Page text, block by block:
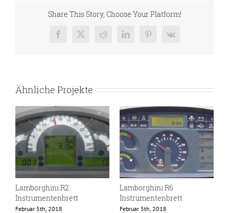
Share This Story, Choose Your Platform!
Facebook
X RedditLinkedInPinterest
Vk
Ähnliche Projekte
Lamborghini R2
Instrumentenbrett
Februar 5th, 2018
Lamborghini R6
Instrumentenbrett
Februar 5th, 2018